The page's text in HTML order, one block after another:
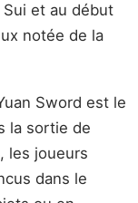
et au début
notée de la
Sword est le
la sortie de
les joueurs
dans le